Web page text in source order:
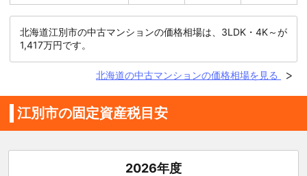
北海道江別市の中古マンションの価格相場は、3LDK・4K～が
1,417万円です。
北海道の中古マンションの価格相場を見る
江別市の固定資産税目安
2026年度